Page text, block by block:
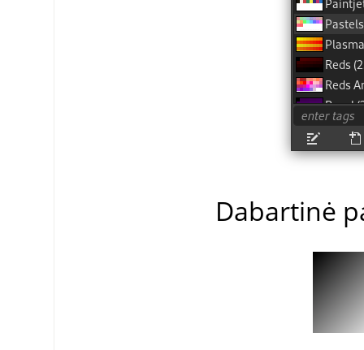
Dabartinė